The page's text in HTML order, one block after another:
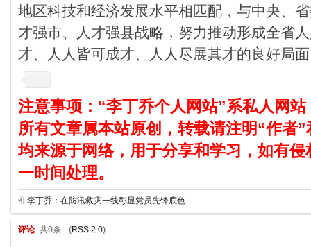
地区科技和经济发展水平相匹配，与中央、
才强市、人才强县战略，努力推动形成全省
才、人人皆可成才、人人尽展其才的良好局
注意事项：“李丁乔个人网站”系私人网
所有文章属本站原创，转载请注明“作者
均来源于网络，用于分享和学习，如有
一时间处理。
李丁乔：在防汛救灾一线彰显党员先锋底色
评论 共0条 (RSS 2.0)